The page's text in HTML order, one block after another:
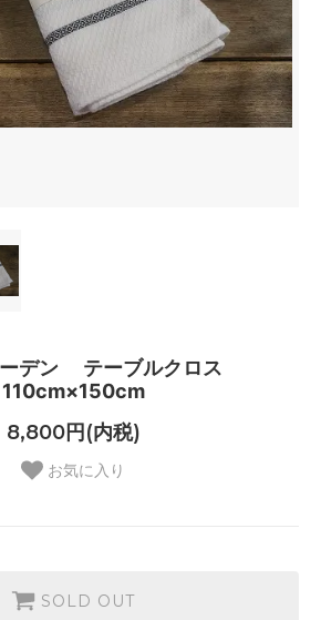
ーデン テーブルクロス
110cm×150cm
8,800円(内税)
お気に入り
SOLD OUT